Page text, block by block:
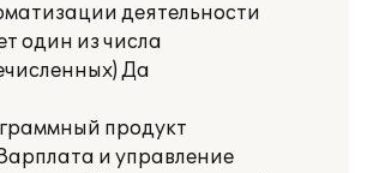
деятельности
один из числа
Да
продукт
и управление